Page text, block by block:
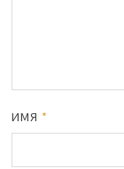
ИМЯ *